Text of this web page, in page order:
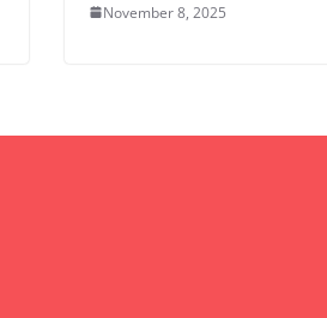
November 8, 2025